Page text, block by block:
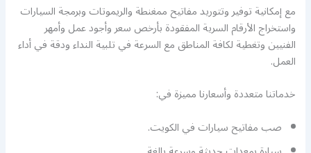
مع إمكانية توفير وتتوريد مفاتيح ممغنطة والريموتات وبرمجة السيارات
واستخراج الأرقام السرية المفقودة بأرخص سعر وأجود عمل وأمهر
الفنيين وتغطية لكافة المناطق مع السرعة في تلبية النداء ودقة في أداء
العمل.
خدماتنا متعددة وأسعارنا مميزة في:
صب مفاتيح سيارات في الكويت.